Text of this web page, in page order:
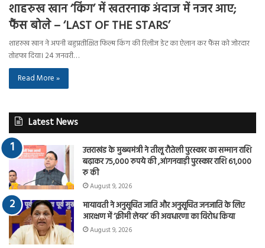
शाहरुख खान ‘किंग’ में खतरनाक अंदाज में नजर आए;
फैंस बोले – ‘LAST OF THE STARS’
शाहरुख खान ने अपनी बहुप्रतीक्षित फिल्म किंग की रिलीज डेट का ऐलान कर फैंस को जोरदार
तोहफा दिया। 24 जनवरी…
Read More »
Latest News
उत्तराखंड के मुख्यमंत्री ने तीलू रौतेली पुरस्कार का सम्मान राशि
बढ़ाकर 75,000 रुपये की ,आंगनवाड़ी पुरस्कार राशि 61,000
रु की
August 9, 2026
मायावती ने अनुसूचित जाति और अनुसूचित जनजाति के लिए
आरक्षण में ‘क्रीमी लेयर’ की अवधारणा का विरोध किया
August 9, 2026